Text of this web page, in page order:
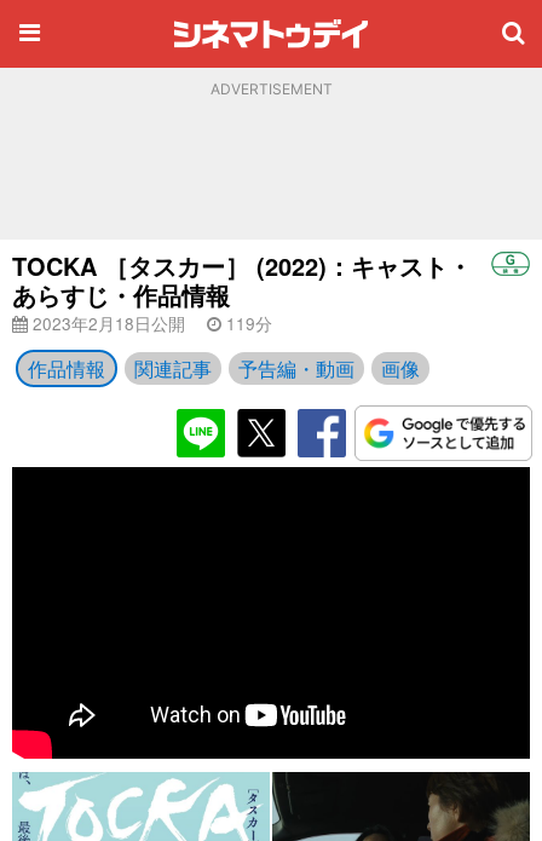
ADVERTISEMENT
TOCKA ［タスカー］ (2022)：キャスト・
あらすじ・作品情報
2023年2月18日公開 119分
作品情報 関連記事 予告編・動画 画像